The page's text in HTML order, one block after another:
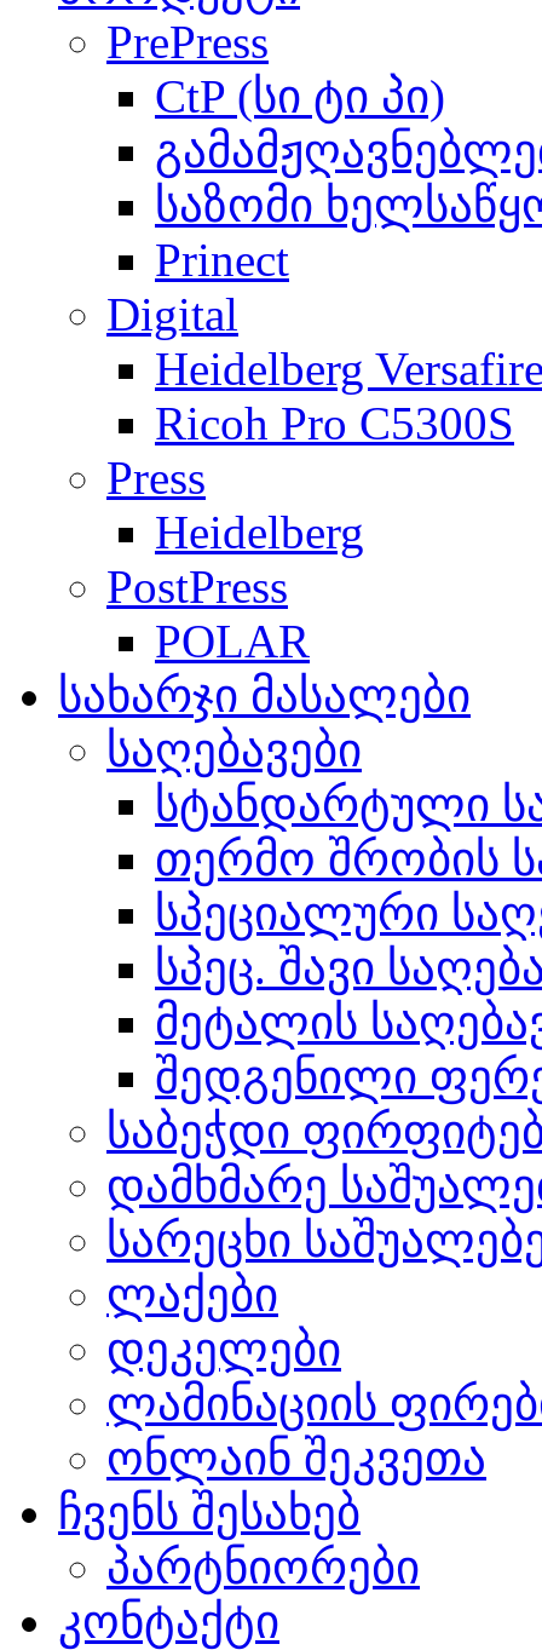
PrePress
CtP (სი ტი პი)
საზომი
Prinect
Digital
Heidelberg
Ricoh Pro C5300S
Press
Heidelberg
PostPress
POLAR
სახარჯი მასალები
საღებავები
სტანდარტული
თერმო შრობის
სპეციალური
სპეც. შავი
მეტალის
შედგენილი
საბეჭდი
დამხმარე
სარეცხი
ლაქები
დეკელები
ლამინაციის
ონლაინ შეკვეთა
ჩვენს შესახებ
პარტნიორები
კონტაქტი